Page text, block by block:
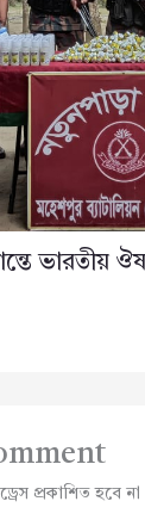
ভারতীয়
প্রকাশিত হবে